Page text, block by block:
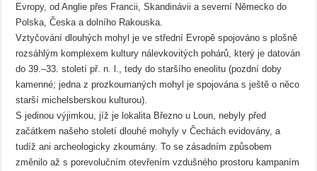
Evropy, od Anglie přes Francii, Skandinávii a severní Německo do
Polska, Česka a dolního Rakouska.
Vztyčování dlouhých mohyl je ve střední Evropě spojováno s plošně
rozsáhlým komplexem kultury nálevkovitých pohárů, který je datován
do 39.–33. století př. n. l., tedy do staršího eneolitu (pozdní doby
kamenné; jedna z prozkoumaných mohyl je spojována s ještě o něco
starší michelsberskou kulturou).
S jedinou výjimkou, jíž je lokalita Březno u Loun, nebyly před
začátkem našeho století dlouhé mohyly v Čechách evidovány, a
tudíž ani archeologicky zkoumány. To se zásadním způsobem
změnilo až s porevolučním otevřením vzdušného prostoru kampaním